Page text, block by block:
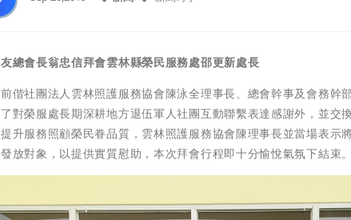
總會長翁忠信拜會雲林縣榮民服務處邵更新處長
偕社團法人雲林照護服務協會陳泳全理事長、總會幹事及會務幹
對榮服處長期深耕地方退伍軍人社團互動聯繫表達感謝外，並交
升服務照顧榮民眷品質，雲林照護服務協會陳理事長並當場表示
放對象，以提供實質慰助，本次拜會行程即十分愉悅氣氛下結束。